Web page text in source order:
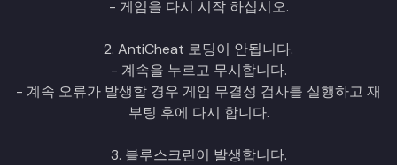
- 게임을 다시 시작 하십시오.
2. AntiCheat 로딩이 안됩니다.
- 계속을 누르고 무시합니다.
- 계속 오류가 발생할 경우 게임 무결성 검사를 실행하고 재
부팅 후에 다시 합니다.
3. 블루스크린이 발생합니다.